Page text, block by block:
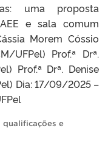
uma proposta
e sala comum
Morem Cóssio
UFPel) Prof.ª Drª.
Prof.ª Drª. Denise
Dia: 17/09/2025 –
qualificações e